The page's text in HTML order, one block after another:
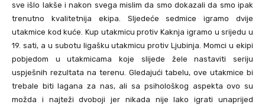
sve išlo lakše i nakon svega mislim da smo dokazali da smo ipak
trenutno kvalitetnija ekipa. Sljedeće sedmice igramo dvije
utakmice kod kuće. Kup utakmicu protiv Kaknja igramo u srijedu u
19. sati, a u subotu ligašku utakmicu protiv Ljubinja. Momci u ekipi
pobjedom u utakmicama koje slijede žele nastaviti seriju
uspješnih rezultata na terenu. Gledajući tabelu, ove utakmice bi
trebale biti lagana za nas, ali sa psihološkog aspekta ovo su
možda i najteži dvoboji jer nikada nije lako igrati unaprijed